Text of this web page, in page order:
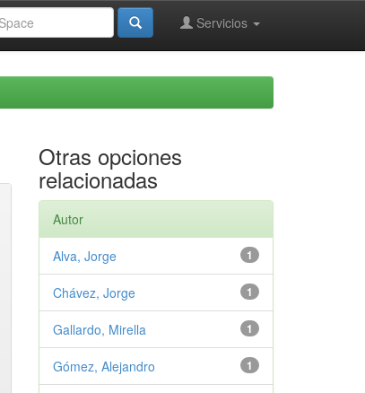
Servicios
Otras opciones
relacionadas
Autor
1
Alva, Jorge
1
Chávez, Jorge
1
Gallardo, Mirella
1
Gómez, Alejandro